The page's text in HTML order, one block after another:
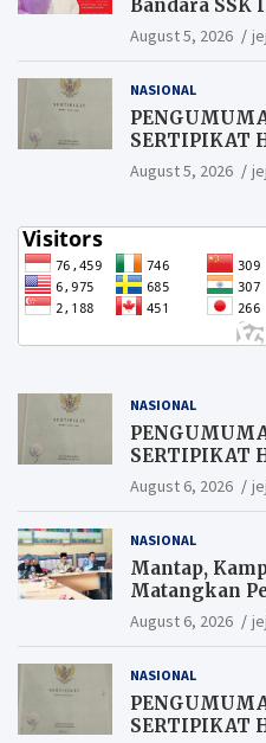
Bandara SSK
Gerbang Riau
August 5, 2026
NASIONAL
SERTIPIKAT
August 5, 2026
NASIONAL
SERTIPIKAT
August 6, 2026
NASIONAL
Mantap,
Matangkan
Warga yang
August 6, 2026
NASIONAL
SERTIPIKAT